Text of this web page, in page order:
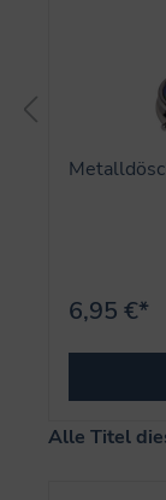
6,95 €*
Produktgalerie
Alle Titel